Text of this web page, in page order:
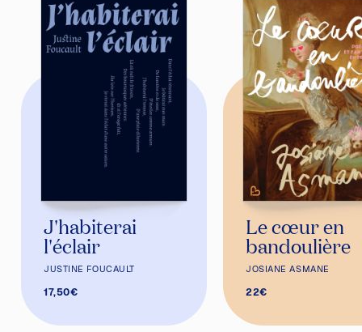
J'habiterai
l'éclair
JUSTINE FOUCAULT
17,50€
Le cœur en
bandoulière
JOSIANE ASMANE
22€